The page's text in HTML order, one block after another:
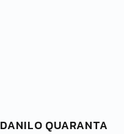
DANILO QUARANTA